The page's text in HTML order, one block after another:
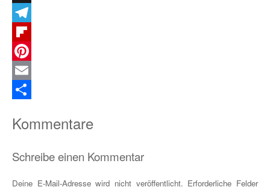
X
Telegram
Flipboard
Pinterest
Email
Kommentare
Schreibe einen Kommentar
Deine E-Mail-Adresse wird nicht veröffentlicht. Erforderliche Felder